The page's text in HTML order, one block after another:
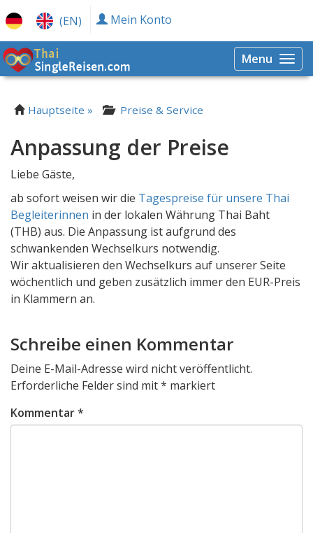
(EN) Mein Konto
Menu
Hauptseite » Preise & Service
Anpassung der Preise
Liebe Gäste,
ab sofort weisen wir die Tagespreise für unsere Thai
Begleiterinnen in der lokalen Währung Thai Baht
(THB) aus. Die Anpassung ist aufgrund des
schwankenden Wechselkurs notwendig.
Wir aktualisieren den Wechselkurs auf unserer Seite
wöchentlich und geben zusätzlich immer den EUR-Preis
in Klammern an.
Schreibe einen Kommentar
Deine E-Mail-Adresse wird nicht veröffentlicht.
Erforderliche Felder sind mit* markiert
Kommentar*